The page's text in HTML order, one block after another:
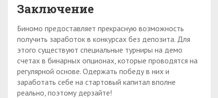
Заключение
Биномо предоставляет прекрасную возможность
получить заработок в конкурсах без депозита. Для
этого существуют специальные турниры на демо
счетах в бинарных опционах, которые проводятся на
регулярной основе. Одержать победу в них и
заработать себе на стартовый капитал вполне
реально, поэтому дерзайте!